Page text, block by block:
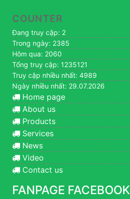
COUNTER
Đang truy cập: 2
Trong ngày: 2385
Hôm qua: 2060
Tổng truy cập: 1235121
Truy cập nhiều nhất: 4989
Ngày nhiều nhất: 29.07.2026
Home page
About us
Products
Services
News
Video
Contact us
FANPAGE FACEBOOK